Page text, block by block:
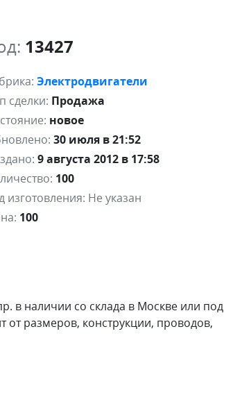
13427
Электродвигатели
сделки: Продажа
новое
30 июля в 21:52
9 августа 2012 в 17:58
100
изготовления: Не указан
100
в наличии со склада в Москве или под
от размеров, конструкции, проводов,